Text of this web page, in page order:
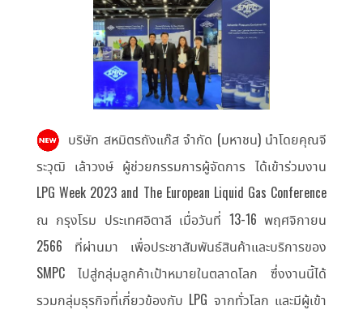
บริษัท สหมิตรถังแก๊ส จำกัด (มหาชน) นำโดยคุณจี
ระวุฒิ เล้าวงษ์ ผู้ช่วยกรรมการผู้จัดการ ได้เข้าร่วมงาน
LPG Week 2023 and The European Liquid Gas Conference
ณ กรุงโรม ประเทศอิตาลี เมื่อวันที่ 13-16 พฤศจิกายน
2566 ที่ผ่านมา เพื่อประชาสัมพันธ์สินค้าและบริการของ
SMPC ไปสู่กลุ่มลูกค้าเป้าหมายในตลาดโลก ซึ่งงานนี้ได้
รวมกลุ่มธุรกิจที่เกี่ยวข้องกับ LPG จากทั่วโลก และมีผู้เข้า